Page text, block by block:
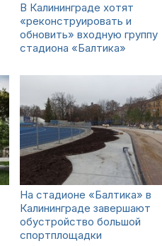
В Калининграде хотят
«реконструировать и
обновить» входную группу
стадиона «Балтика»
На стадионе «Балтика» в
Калининграде завершают
обустройство большой
спортплощадки